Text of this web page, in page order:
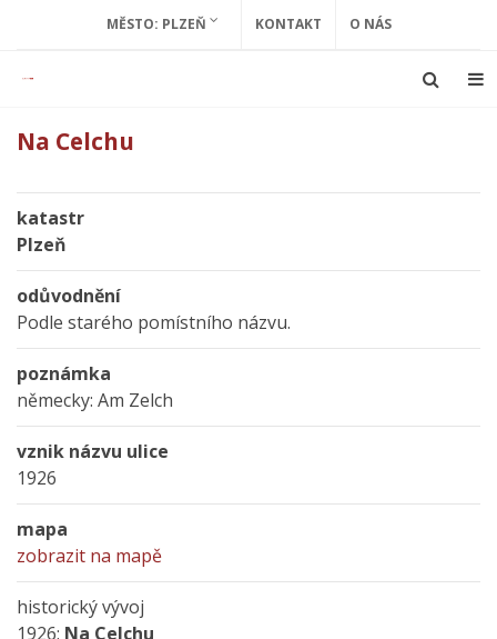
MĚSTO: PLZEŇ KONTAKT O NÁS
Na Celchu
katastr
Plzeň
odůvodnění
Podle starého pomístního názvu.
poznámka
německy: Am Zelch
vznik názvu ulice
1926
mapa
zobrazit na mapě
historický vývoj
1926: Na Celchu